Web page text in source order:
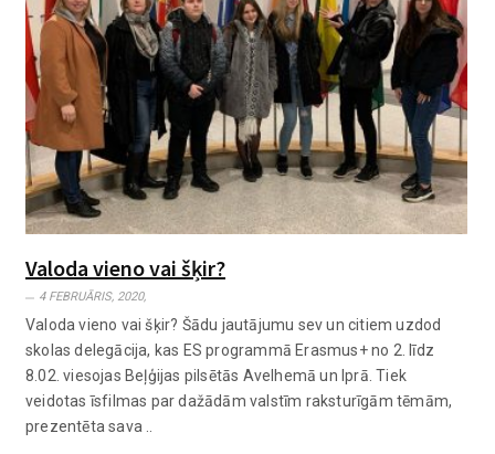
Valoda vieno vai šķir?
4 FEBRUĀRIS, 2020,
Valoda vieno vai šķir? Šādu jautājumu sev un citiem uzdod
skolas delegācija, kas ES programmā Erasmus+ no 2. līdz
8.02. viesojas Beļģijas pilsētās Avelhemā un Iprā. Tiek
veidotas īsfilmas par dažādām valstīm raksturīgām tēmām,
prezentēta sava ..